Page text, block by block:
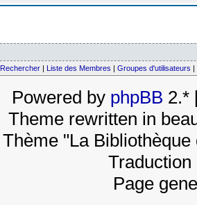
Rechercher | Liste des Membres | Groupes d'utilisateurs |
Powered by phpBB 2.*
Theme rewritten in
Thème "La
Page